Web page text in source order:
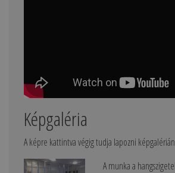
Képgaléria
A képre kattintva végig tudja lapozni
A munka a